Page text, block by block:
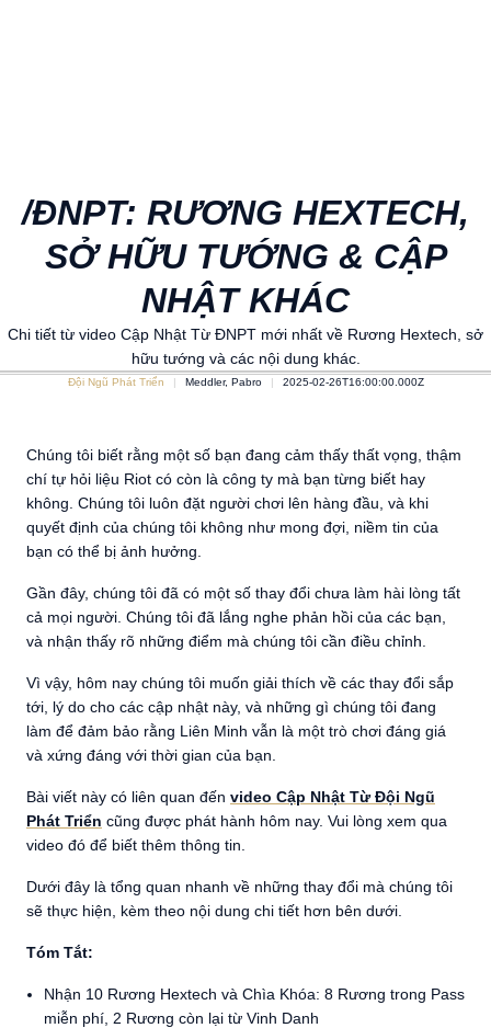
/ĐNPT: RƯƠNG HEXTECH,
SỞ HỮU TƯỚNG & CẬP
NHẬT KHÁC
Chi tiết từ video Cập Nhật Từ ĐNPT mới nhất về Rương Hextech, sở
hữu tướng và các nội dung khác.
Đội Ngũ Phát Triển Meddler, Pabro 2025-02-26T16:00:00.000Z
Chúng tôi biết rằng một số bạn đang cảm thấy thất vọng, thậm
chí tự hỏi liệu Riot có còn là công ty mà bạn từng biết hay
không. Chúng tôi luôn đặt người chơi lên hàng đầu, và khi
quyết định của chúng tôi không như mong đợi, niềm tin của
bạn có thể bị ảnh hưởng.
Gần đây, chúng tôi đã có một số thay đổi chưa làm hài lòng tất
cả mọi người. Chúng tôi đã lắng nghe phản hồi của các bạn,
và nhận thấy rõ những điểm mà chúng tôi cần điều chỉnh.
Vì vậy, hôm nay chúng tôi muốn giải thích về các thay đổi sắp
tới, lý do cho các cập nhật này, và những gì chúng tôi đang
làm để đảm bảo rằng Liên Minh vẫn là một trò chơi đáng giá
và xứng đáng với thời gian của bạn.
Bài viết này có liên quan đến video Cập Nhật Từ Đội Ngũ
Phát Triển cũng được phát hành hôm nay. Vui lòng xem qua
video đó để biết thêm thông tin.
Dưới đây là tổng quan nhanh về những thay đổi mà chúng tôi
sẽ thực hiện, kèm theo nội dung chi tiết hơn bên dưới.
Tóm Tắt:
Nhận 10 Rương Hextech và Chìa Khóa: 8 Rương trong Pass
miễn phí, 2 Rương còn lại từ Vinh Danh